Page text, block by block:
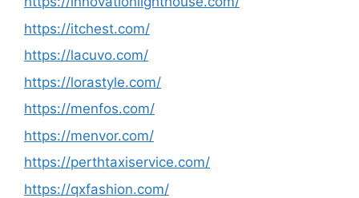
https://itchest.com/
https://lacuvo.com/
https://lorastyle.com/
https://menfos.com/
https://menvor.com/
https://perthtaxiservice.com/
https://qxfashion.com/